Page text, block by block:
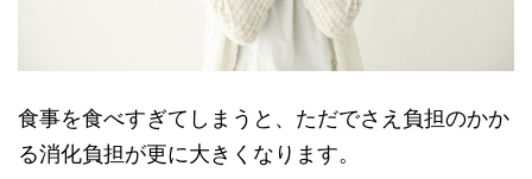
食事を食べすぎてしまうと、ただでさえ負担のかか
る消化負担が更に大きくなります。